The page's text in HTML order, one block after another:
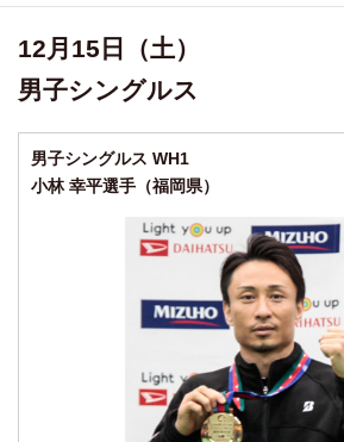
12月15日（土）
男子シングルス
男子シングルス WH1
小林 幸平選手（福岡県）